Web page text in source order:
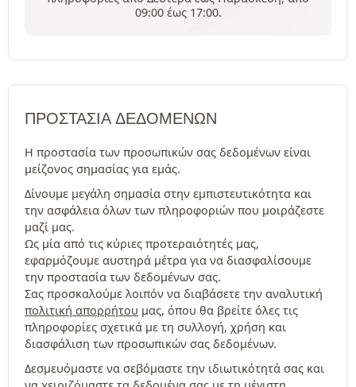
09:00 έως 17:00.
ΠΡΟΣΤΑΣΊΑ ΔΕΔΟΜΈΝΩΝ
Η προστασία των προσωπικών σας δεδομένων είναι
μείζονος σημασίας για εμάς.
Δίνουμε μεγάλη σημασία στην εμπιστευτικότητα και
την ασφάλεια όλων των πληροφοριών που μοιράζεστε
μαζί μας.
Ως μία από τις κύριες προτεραιότητές μας,
εφαρμόζουμε αυστηρά μέτρα για να διασφαλίσουμε
την προστασία των δεδομένων σας.
Σας προσκαλούμε λοιπόν να διαβάσετε την αναλυτική
πολιτική απορρήτου μας, όπου θα βρείτε όλες τις
πληροφορίες σχετικά με τη συλλογή, χρήση και
διασφάλιση των προσωπικών σας δεδομένων.
Δεσμευόμαστε να σεβόμαστε την ιδιωτικότητά σας και